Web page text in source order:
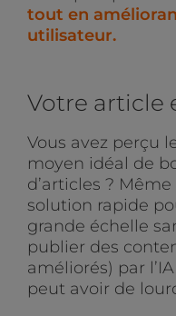
tout en
utilisateur.
Votre article
Vous avez perçu
moyen idéal de
d’articles ?
solution rapide
grande échelle
publier des
améliorés) par
peut avoir de